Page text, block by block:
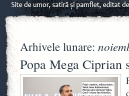
Arhivele lunare:
Popa Mega Ciprian